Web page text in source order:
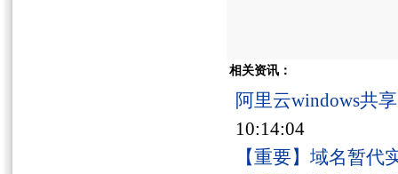
相关资讯：
阿里云windows共
10:14:04
【重要】域名暂代